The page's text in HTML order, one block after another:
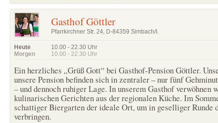
Gasthof Göttler
Pfarrkirchner Str. 24, D-84359 Simbach/I.
Heute
Morgen
10.00 - 22.30 Uhr
10.00 - 22.30 Uhr
Ein herzliches „Grüß Gott“ bei Gasthof-Pension Göttler.
unsere Pension befinden sich in zentraler – nur fünf
– und dennoch ruhiger Lage. In unserem Gasthof verwöhnen
kulinarischen Gerichten aus der regionalen Küche. Im
schattiger Biergarten der ideale Ort, um in geselliger Runde
verbringen.